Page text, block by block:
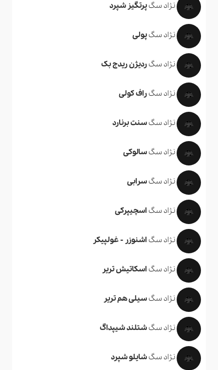
نژاد سگپرتگیز شپرد
نژاد سگپولی
نژاد سگردیژن ریدج بک
نژاد سگراف کولی
نژاد سگسنت برنارد
نژاد سگسالوکی
نژاد سگسرابی
نژاد سگ اسچیپرکی
نژاد سگ اشنوزر - غولپیکر
نژاد سگ اسکاتیش تریر
نژاد سگسیلی هم تریر
نژاد سگشتلند شیپداگ
نژاد سگشایلو شپرد